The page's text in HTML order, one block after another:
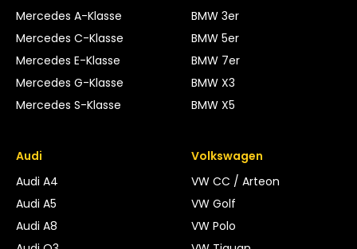
Mercedes A-Klasse
Mercedes C-Klasse
Mercedes E-Klasse
Mercedes G-Klasse
Mercedes S-Klasse
BMW 3er
BMW 5er
BMW 7er
BMW X3
BMW X5
Audi
Audi A4
Audi A5
Audi A8
Volkswagen
VW CC / Arteon
VW Golf
VW Polo